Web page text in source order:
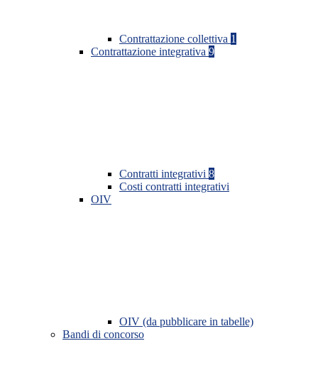
Contrattazione collettiva 1
Contrattazione integrativa 9
Contratti integrativi 8
Costi contratti integrativi
OIV
OIV (da pubblicare in tabelle)
Bandi di concorso